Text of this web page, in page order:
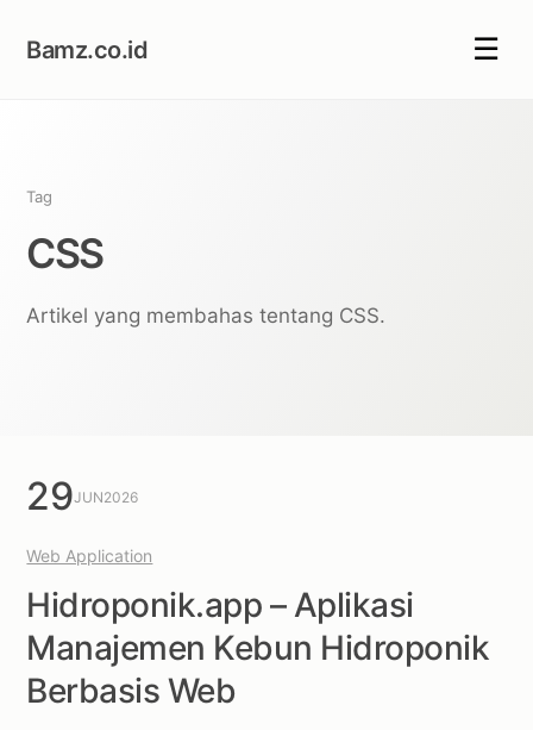
Bamz.co.id ☰
Tag
CSS
Artikel yang membahas tentang CSS.
29JUN2026
Web Application
Hidroponik.app – Aplikasi
Manajemen Kebun Hidroponik
Berbasis Web